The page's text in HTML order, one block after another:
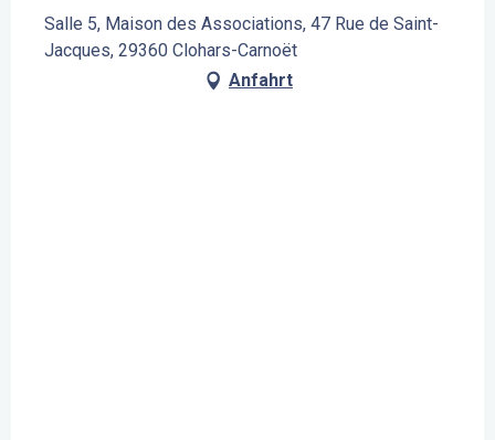
Salle 5, Maison des Associations, 47 Rue de Saint-
Jacques, 29360 Clohars-Carnoët
Anfahrt